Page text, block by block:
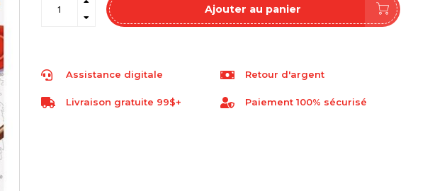
Ajouter au panier
Assistance digitale Retour d'argent
Livraison gratuite 99$+ Paiement 100% sécurisé